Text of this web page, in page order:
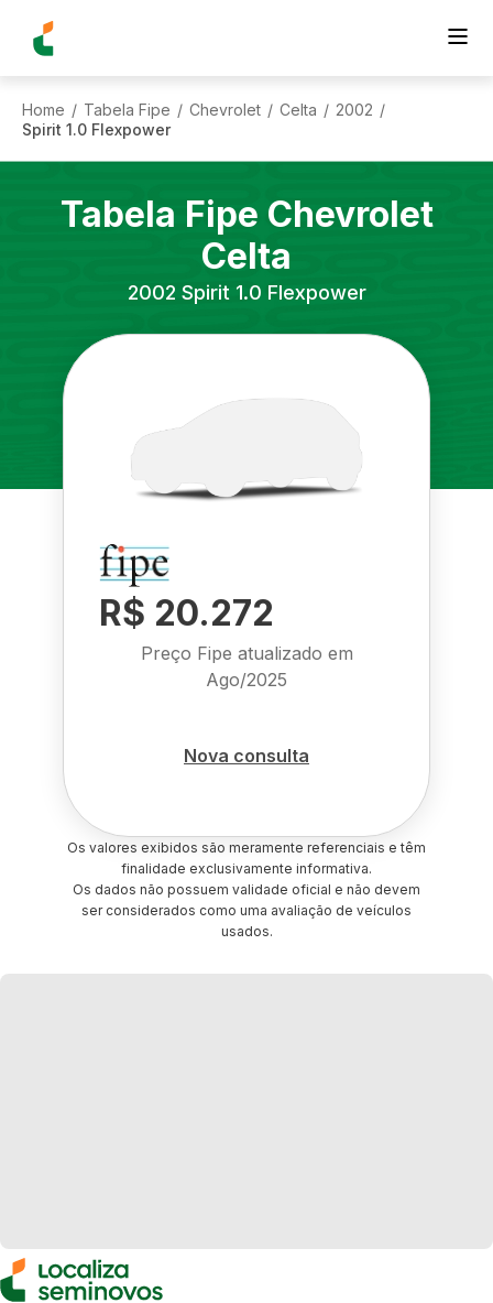
Home / Tabela Fipe / Chevrolet / Celta / 2002 /
Spirit 1.0 Flexpower
Tabela Fipe Chevrolet
Celta
2002 Spirit 1.0 Flexpower
R$ 20.272
Preço Fipe atualizado em
Ago/2025
Nova consulta
Os valores exibidos são meramente referenciais e têm
finalidade exclusivamente informativa.
Os dados não possuem validade oficial e não devem
ser considerados como uma avaliação de veículos
usados.